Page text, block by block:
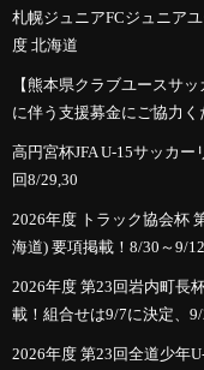
札幌ジュニアFCジュニア
度 北海道
【熊本県クラブユースサ
に伴う支援募金にご協力く
高円宮杯JFA U-15サッカ
回8/29,30
2026年度 トラック協会杯
海道) 要項掲載！8/30～9/
2026年度 第23回岩内町長
載！組合せは9/7に決定、
2026年度 第23回全道少年